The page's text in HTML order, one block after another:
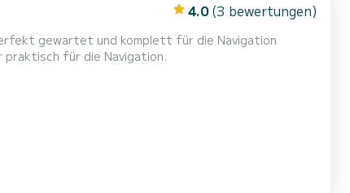
4.0 (3 bewertungen)
sehr praktisch für die Navigation.